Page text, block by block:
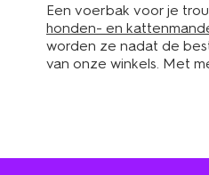
Een voerbak voor je
honden- en
worden ze nadat de
van onze winkels. Met